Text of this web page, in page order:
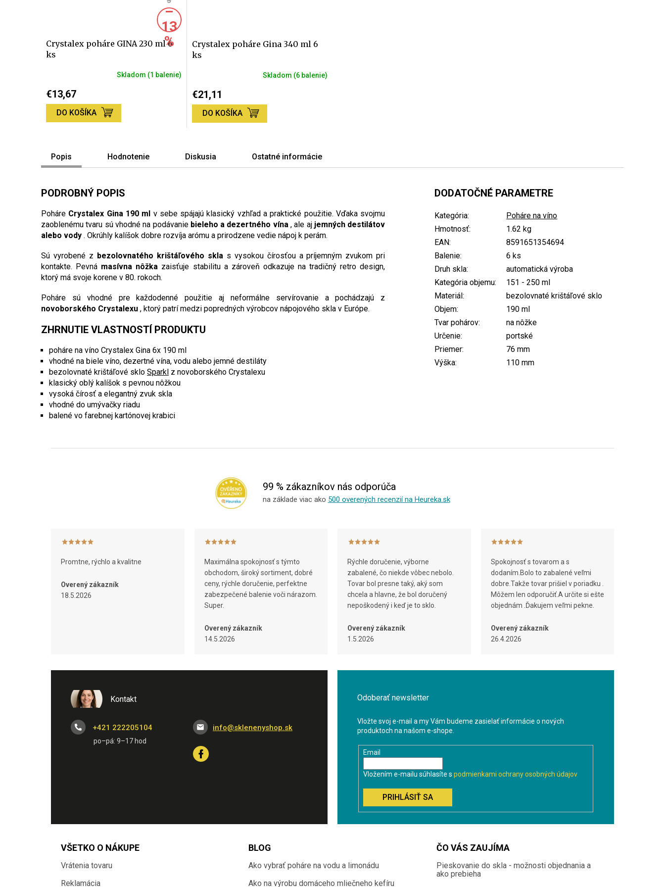
–
13
%
Crystalex poháre GINA 230 ml 6
ks
Skladom (1 balenie)
€13,67
DO KOŠÍKA
Crystalex poháre Gina 340 ml 6
ks
produktu
5,0
hviezdičiek.
Skladom (6 balenie)
€21,11
DO KOŠÍKA
Popis Hodnotenie Diskusia Ostatné informácie
PODROBNÝ POPIS
Poháre Crystalex Gina 190 ml v sebe spájajú klasický vzhľad a praktické použitie. Vďaka svojmu
zaoblenému tvaru sú vhodné na podávanie bieleho a dezertného vína, ale aj jemných destilátov
alebo vody . Okrúhly kalíšok dobre rozvíja arómu a prirodzene vedie nápoj k perám.
Sú vyrobené z bezolovnatého krištáľového sklas vysokou čírosťou a príjemným zvukom pri
kontakte. Pevná masívna nôžka zaisťuje stabilitu a zároveň odkazuje na tradičný retro design,
ktorý má svoje korene v 80. rokoch.
Poháre sú vhodné pre každodenné použitie aj neformálne servírovanie a pochádzajú z
novoborského Crystalexu , ktorý patrí medzi popredných výrobcov nápojového skla v Európe.
ZHRNUTIE VLASTNOSTÍ PRODUKTU
poháre na víno Crystalex Gina 6x 190 ml
vhodné na biele víno, dezertné vína, vodu alebo jemné destiláty
bezolovnaté krištáľové sklo Sparkl z novoborského Crystalexu
klasický oblý kalíšok s pevnou nôžkou
vysoká čírosť a elegantný zvuk skla
vhodné do umývačky riadu
balené vo farebnej kartónovej krabici
DODATOČNÉ PARAMETRE
Kategória:
Poháre na víno
Hmotnosť:
1.62 kg
EAN:
8591651354694
Balenie:
6 ks
Druh skla:
automatická výroba
Kategória objemu:
151 - 250 ml
Materiál:
bezolovnaté krištáľové sklo
Objem:
190 ml
Tvar pohárov:
na nôžke
Určenie:
portské
Priemer:
76 mm
Výška: 110 mm
99 % zákazníkov nás odporúča
na základe viac ako 500 overených recenzií na Heureka.sk
Promtne, rýchlo a kvalitne
Overený zákazník
18.5.2026
Maximálna spokojnosť s týmto
obchodom, široký sortiment, dobré
ceny, rýchle doručenie, perfektne
zabezpečené balenie voči nárazom.
Super.
Overený zákazník
14.5.2026
Rýchle doručenie, výborne
zabalené, čo niekde vôbec nebolo.
Tovar bol presne taký, aký som
chcela a hlavne, že bol doručený
nepoškodený i keď je to sklo.
Overený zákazník
1.5.2026
Spokojnosť s tovarom a s
dodaním.Bolo to zabalené veľmi
dobre.Takže tovar prišiel v poriadku .
Môžem len odporučiť.A určite si ešte
objednám .Ďakujem veľmi pekne.
Overený zákazník
26.4.2026
Kontakt
info@sklenenyshop.sk
+421 222205104
Odoberať newsletter
Vložte svoj e-mail a my Vám budeme zasielať informácie o nových
produktoch na našom e-shope.
Email
Vložením e-mailu súhlasíte s podmienkami ochrany osobných údajov
PRIHLÁSIŤ SA
VŠETKO O NÁKUPE
Vrátenia tovaru
Reklamácia
BLOG
Ako vybrať poháre na vodu a limonádu
Ako na výrobu domáceho mliečneho kefíru
ČO VÁS ZAUJÍMA
Pieskovanie do skla - možnosti objednania a
ako prebieha